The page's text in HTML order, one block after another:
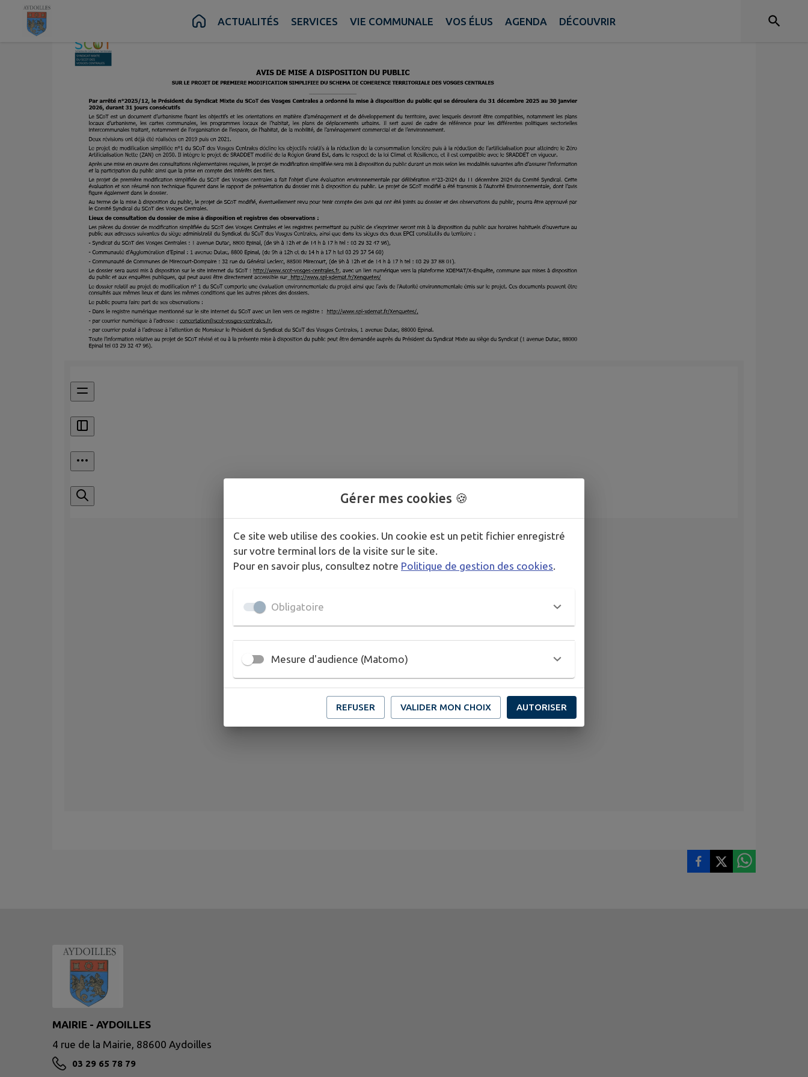
Contenu Pied de pageACTUALITÉS SERVICES VIE COMMUNALE VOS ÉLUS AGENDA DÉCOUVRIR
MAIRIE - AYDOILLES
4 rue de la Mairie, 88600 Aydoilles
03 29 65 78 79
Gérer mes cookies 🍪
Ce site web utilise des cookies. Un cookie est un petit fichier enregistré
sur votre terminal lors de la visite sur le site.
Pour en savoir plus, consultez notre Politique de gestion des cookies
Obligatoire
Mesure d'audience (Matomo)
REFUSER VALIDER MON CHOIX AUTORISER